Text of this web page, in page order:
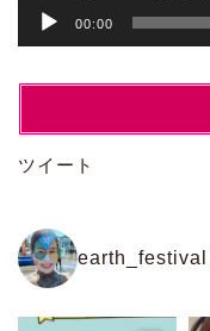
00:00
ツイート
earth_festival